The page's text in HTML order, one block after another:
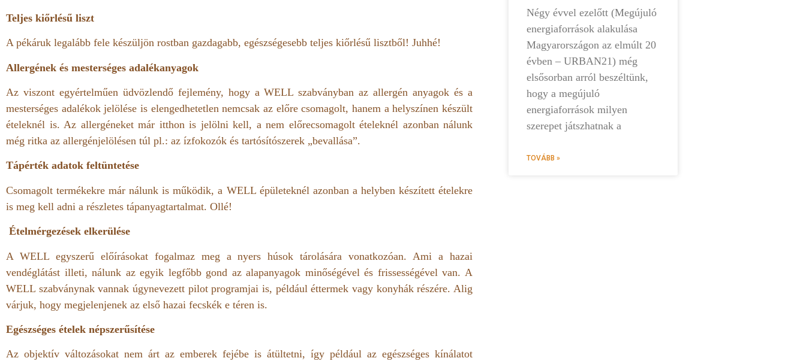
Teljes kiőrlésű liszt
A pékáruk legalább fele készüljön rostban gazdagabb, egészségesebb teljes kiőrlésű lisztből! Juhhé!
Allergének és mesterséges adalékanyagok
Az viszont egyértelműen üdvözlendő fejlemény, hogy a WELL szabványban az allergén anyagok és a
mesterséges adalékok jelölése is elengedhetetlen nemcsak az előre csomagolt, hanem a helyszínen készült
ételeknél is. Az allergéneket már itthon is jelölni kell, a nem előrecsomagolt ételeknél azonban nálunk
még ritka az allergénjelölésen túl pl.: az ízfokozók és tartósítószerek „bevallása”.
Tápérték adatok feltüntetése
Csomagolt termékekre már nálunk is működik, a WELL épületeknél azonban a helyben készített ételekre
is meg kell adni a részletes tápanyagtartalmat. Ollé!
Ételmérgezések elkerülése
A WELL egyszerű előírásokat fogalmaz meg a nyers húsok tárolására vonatkozóan. Ami a hazai
vendéglátást illeti, nálunk az egyik legfőbb gond az alapanyagok minőségével és frissességével van. A
WELL szabványnak vannak úgynevezett pilot programjai is, például éttermek vagy konyhák részére. Alig
várjuk, hogy megjelenjenek az első hazai fecskék e téren is.
Egészséges ételek népszerűsítése
Az objektív változásokat nem árt az emberek fejébe is átültetni, így például az egészséges kínálatot
Négy évvel ezelőtt (Megújuló
energiaforrások alakulása
Magyarországon az elmúlt 20
évben – URBAN21) még
elsősorban arról beszéltünk,
hogy a megújuló
energiaforrások milyen
szerepet játszhatnak a
TOVÁBB »